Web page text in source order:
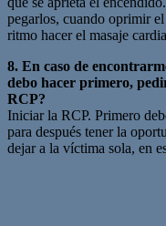
pegarlos, cuando oprimir
ritmo hacer el masaje
8. En caso de
debo hacer primero,
RCP?
Iniciar la RCP. Primero
para después tener la
dejar a la víctima sola, en